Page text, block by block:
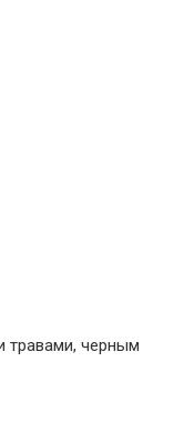
черным